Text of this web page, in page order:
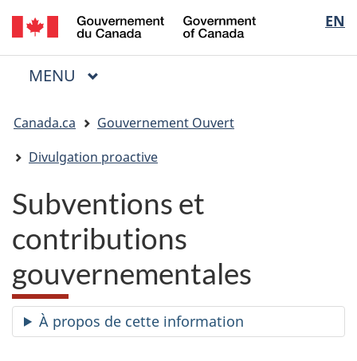
Passer
au
contenu
Passer
à
« Au
Passer
à
la
EN
of
Menu
MENU PRINCIPAL
êtes
ici
Canada.ca
Gouvernement Ouvert
Divulgation proactive
Subventions et
contributions
gouvernementales
À propos de cette information